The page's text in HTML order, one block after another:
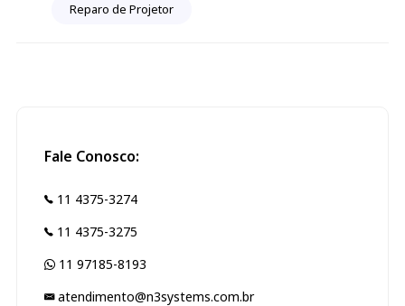
Reparo de Projetor
Fale Conosco:
11 4375-3274
11 4375-3275
11 97185-8193
atendimento@n3systems.com.br